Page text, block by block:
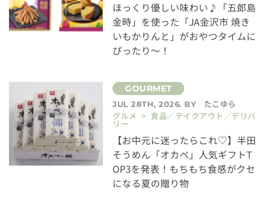
ほっくり優しい味わい♪「五郎島
金時」を使った「JA金沢市 焼き
いもかりんと」がおやつタイムに
ぴったり～！
JUL 28TH, 2026. BY
たこゆら
グルメ > 食品／テイクアウト／デリバ
リー
【お中元に迷ったらこれ♡】半田
そうめん「オカベ」人気ギフトT
OP3を発表！もちもち食感がクセ
になる夏の贈り物